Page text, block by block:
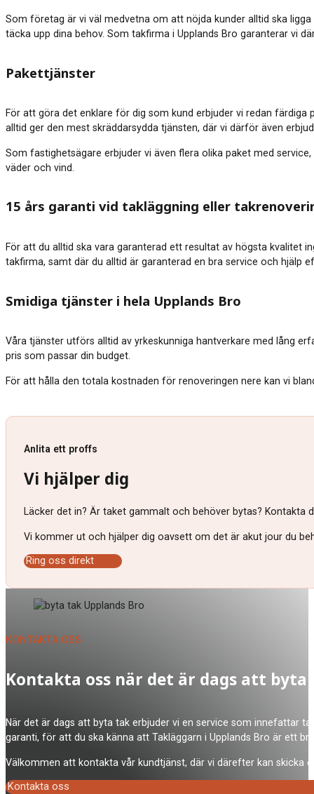
Som företag är vi väl medvetna om att nöjda kunder alltid ska
täcka upp dina behov. Som takfirma i Upplands Bro garanterar vi
Pakettjänster
För att göra det enklare för dig som kund erbjuder vi redan
alltid ger den mest skräddarsydda tjänsten, där vi därför även
Som fastighetsägare erbjuder vi även flera olika paket med
väder och vind.
15 års garanti vid takläggning eller
För att du alltid ska vara garanterad ett resultat av högsta kvalitet
takfirma, samt där du alltid är garanterad en bra service och hjälp
Smidiga tjänster i hela Upplands Bro
Våra tjänster utförs alltid av yrkeskunniga hantverkare med lång
pris som passar din budget.
För att hålla den totala kostnaden för renoveringen nere kan vi
Anlita ett proffs
Vi hjälper dig
Läcker det in? Är taket gammalt och behöver bytas?
Vi kommer ut och hjälper dig oavsett om det är akut jour du
Ring oss direkt
Kontakta oss när det är dags att byta
När det är dags att byta tak erbjuder vi en service som innefattar
garanti, för att du ska känna att Takläggarn i Upplands Bro är ett
Välkommen att kontakta vår kundtjänst, där vi därefter kan
KONTAKTA OSS
Kontakta oss